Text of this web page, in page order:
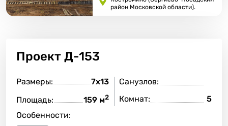
район Московской области).
Проект Д-153
Размеры:
7х13
Площадь:
159 м2
Санузлов:
Комнат:
5
Особенности: